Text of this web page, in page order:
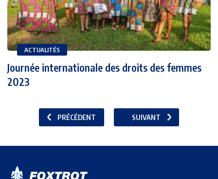
ACTUALITÉS
Journée internationale des droits des femmes
2023
PRÉCÉDENT SUIVANT